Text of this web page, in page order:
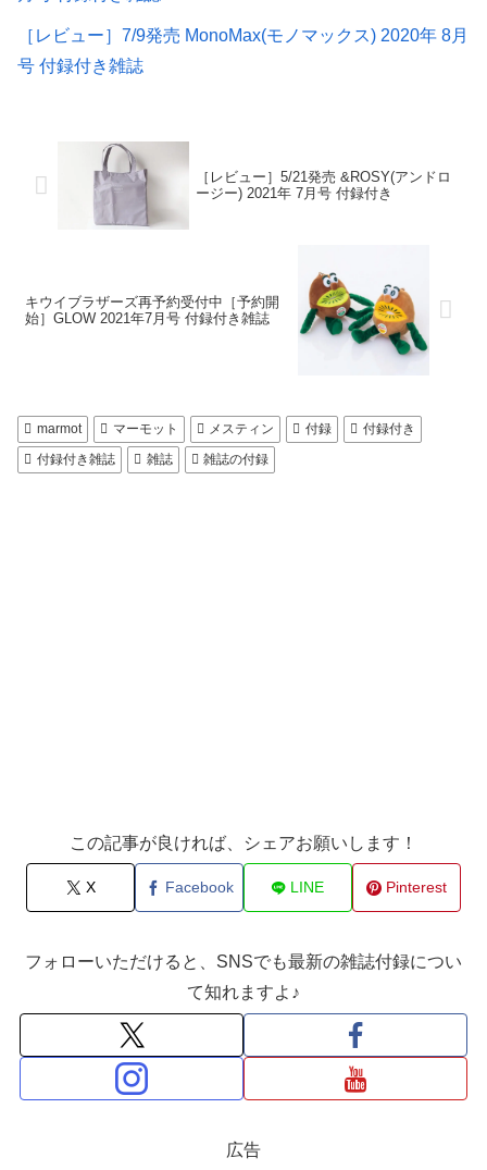
［レビュー］7/9発売 MonoMax(モノマックス) 2020年 8月
号 付録付き雑誌
［レビュー］5/21発売 &ROSY(アンドロ
ージー) 2021年 7月号 付録付き
キウイブラザーズ再予約受付中［予約開
始］GLOW 2021年7月号 付録付き雑誌
marmot マーモット メスティン 付録
付録付き
付録付き雑誌
雑誌 雑誌の付録
この記事が良ければ、シェアお願いします！
X Facebook LINE Pinterest
フォローいただけると、SNSでも最新の雑誌付録につい
て知れますよ♪
広告